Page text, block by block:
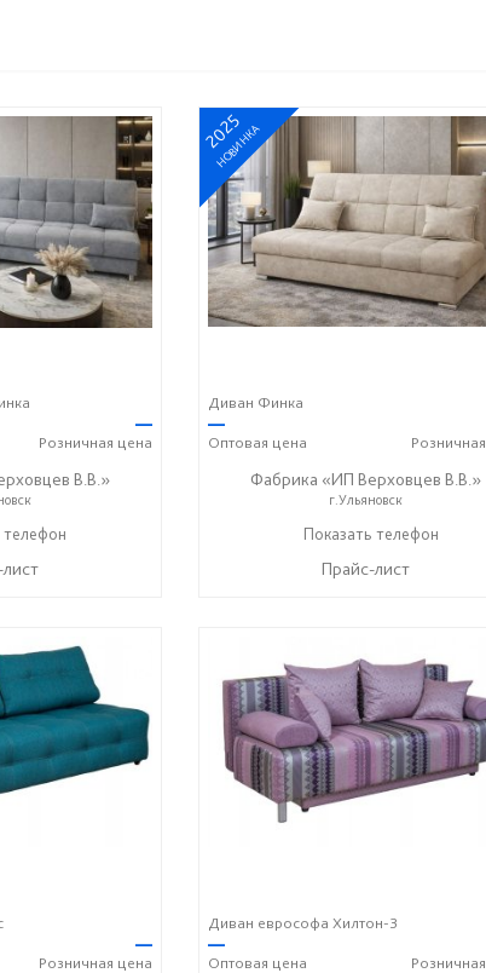
—
Розничная цена
В.В.»
27-82
телефон
2025
НОВИНКА
Диван Финка
—
Оптовая цена Розничная
Фабрика «ИП Верховцев В.В.»
г.Ульяновск
8-987-637-27-82
Показать телефон
Прайс-лист
—
Розничная цена
Диван еврософа Хилтон-3
—
Оптовая цена Розничная